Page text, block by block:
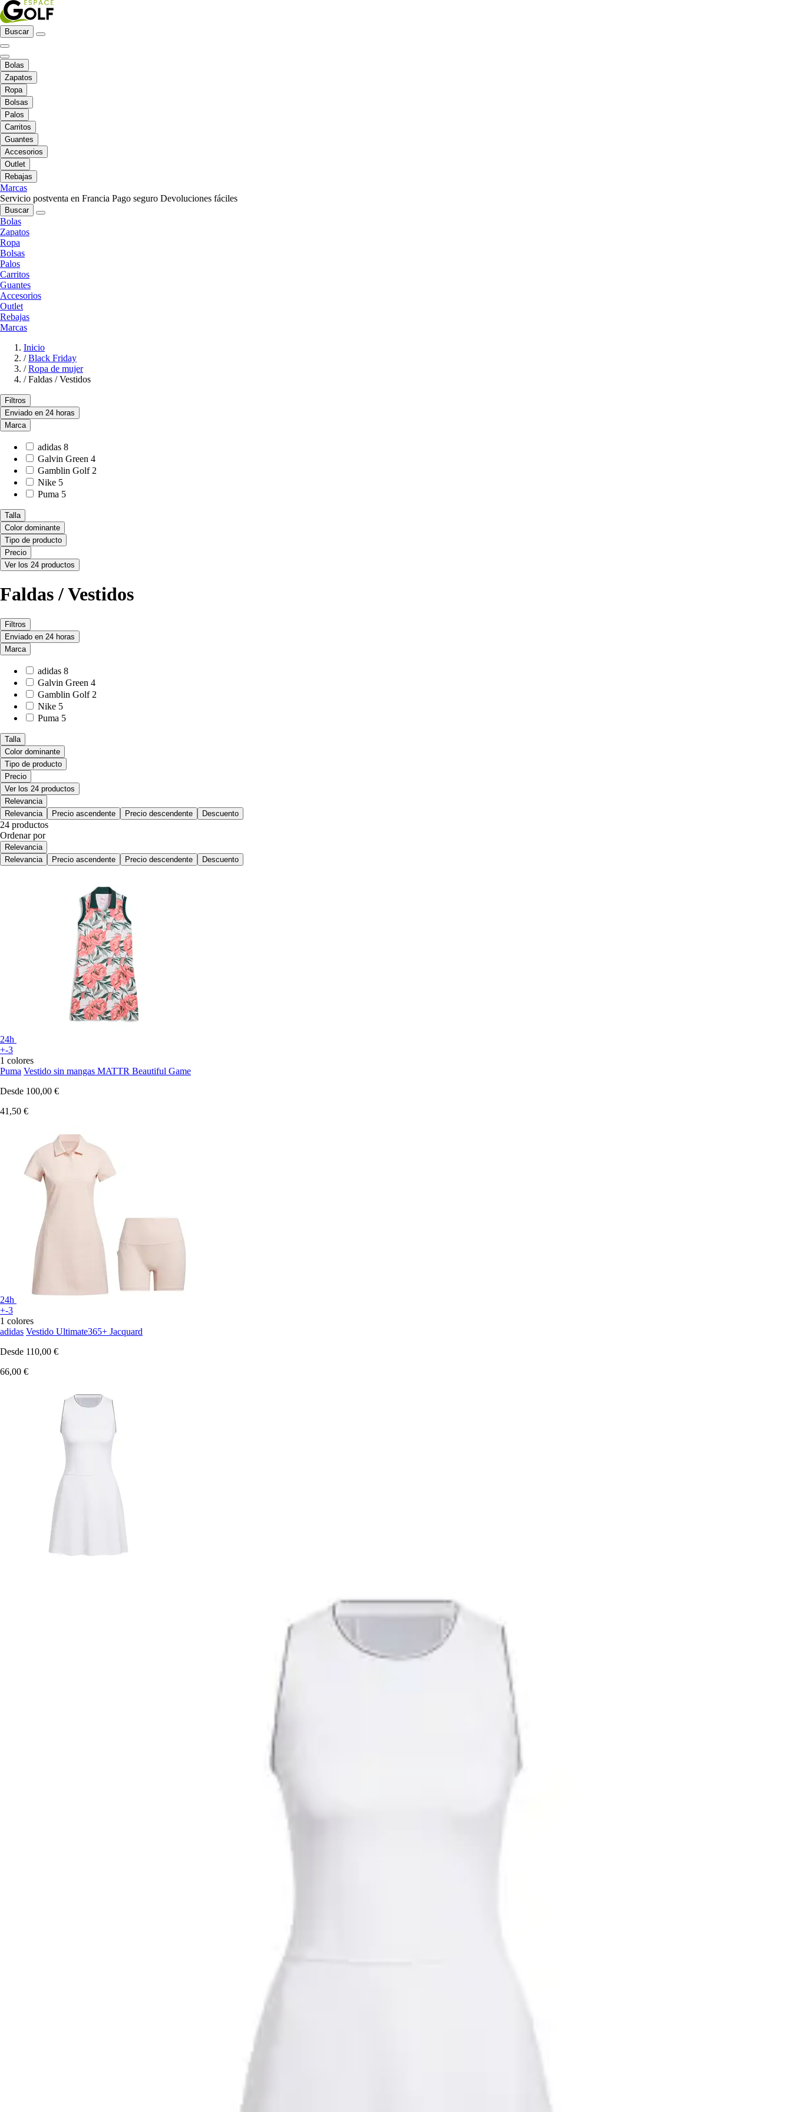
Buscar
Bolas
Zapatos
Ropa
Bolsas
Palos
Carritos
Guantes
Accesorios
Outlet
Rebajas
Marcas
Servicio postventa en Francia Pago seguro Devoluciones fáciles
Buscar
Bolas
Zapatos
Ropa
Bolsas
Palos
Carritos
Guantes
Accesorios
Outlet
Rebajas
Marcas
Inicio
/ Black Friday
/ Ropa de mujer
/ Faldas / Vestidos
Filtros
Enviado en 24 horas
Marca
adidas 8
Galvin Green 4
Gamblin Golf 2
Nike 5
Puma 5
Talla
Color dominante
Tipo de producto
Precio
Ver los 24 productos
Faldas / Vestidos
Filtros
Enviado en 24 horas
Marca
adidas 8
Galvin Green 4
Gamblin Golf 2
Nike 5
Puma 5
Talla
Color dominante
Tipo de producto
Precio
Ver los 24 productos
Relevancia
Relevancia
Precio ascendente Precio descendente Descuento
24 productos
Ordenar por
Relevancia
Relevancia
Precio ascendente Precio descendente Descuento
24h
+-3
1 colores
Puma Vestido sin mangas MATTR Beautiful Game
Desde 100,00 €
41,50 €
24h
+-3
1 colores
adidas Vestido Ultimate365+ Jacquard
Desde 110,00 €
66,00 €